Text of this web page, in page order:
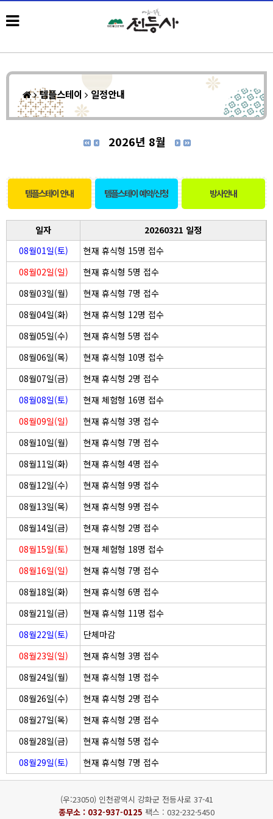
템플스테이 일정안내
2026년 8월
템플스테이 안내 템플스테이 예약/신청 방사안내
일자
20260321 일정
08월01일(토)
현재 휴식형 15명 접수
08월02일(일)
현재 휴식형 5명 접수
08월03일(월)
현재 휴식형 7명 접수
08월04일(화)
현재 휴식형 12명 접수
08월05일(수)
현재 휴식형 5명 접수
08월06일(목)
현재 휴식형 10명 접수
08월07일(금)
현재 휴식형 2명 접수
08월08일(토)
현재 체험형 16명 접수
08월09일(일)
현재 휴식형 3명 접수
08월10일(월)
현재 휴식형 7명 접수
08월11일(화)
현재 휴식형 4명 접수
08월12일(수)
현재 휴식형 9명 접수
08월13일(목)
현재 휴식형 9명 접수
08월14일(금)
현재 휴식형 2명 접수
08월15일(토)
현재 체험형 18명 접수
08월16일(일)
현재 휴식형 7명 접수
08월18일(화)
현재 휴식형 6명 접수
08월21일(금)
현재 휴식형 11명 접수
08월22일(토)
단체마감
08월23일(일)
현재 휴식형 3명 접수
08월24일(월)
현재 휴식형 1명 접수
08월26일(수)
현재 휴식형 2명 접수
08월27일(목)
현재 휴식형 2명 접수
08월28일(금)
현재 휴식형 5명 접수
08월29일(토)
현재 휴식형 7명 접수
(우:23050) 인천광역시 강화군 전등사로 37-41
종무소 : 032-937-0125 팩스 : 032-232-5450